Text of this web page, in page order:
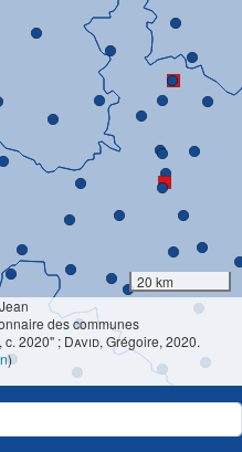
20 km
des communes
c. 2020" ; David, Grégoire, 2020.
)